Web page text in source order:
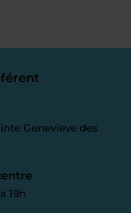
Genevieve des
19h